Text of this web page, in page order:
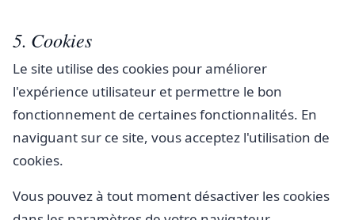
5. Cookies
Le site utilise des cookies pour améliorer
l'expérience utilisateur et permettre le bon
fonctionnement de certaines fonctionnalités. En
naviguant sur ce site, vous acceptez l'utilisation de
cookies.
Vous pouvez à tout moment désactiver les cookies